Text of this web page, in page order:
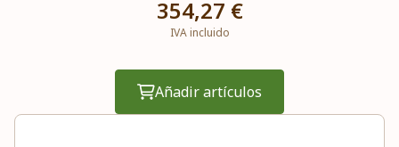
354,27 €
IVA incluido
Añadir artículos